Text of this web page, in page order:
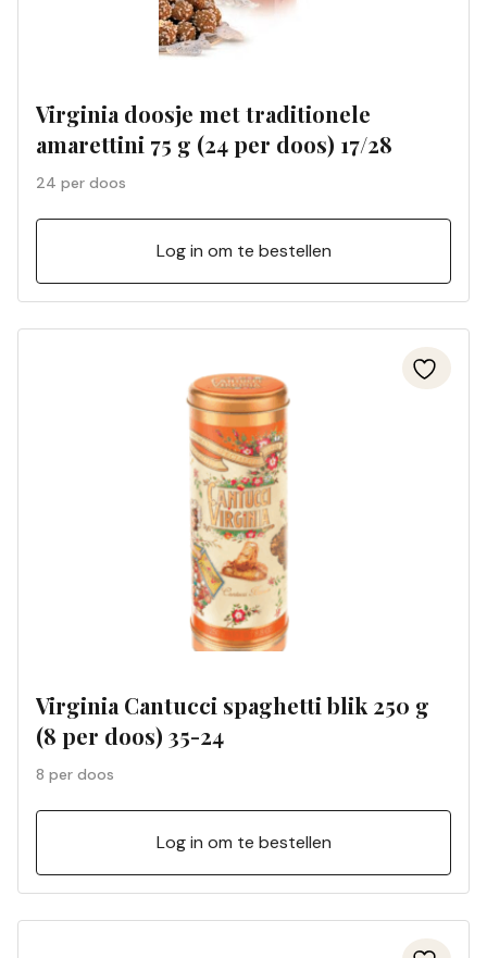
Virginia doosje met traditionele
amarettini 75 g (24 per doos) 17/28
24 per doos
Log in om te bestellen
Virginia Cantucci spaghetti blik 250 g
(8 per doos) 35-24
8 per doos
Log in om te bestellen